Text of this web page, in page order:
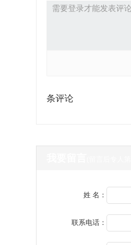
条评论
姓 名：
联系电话：